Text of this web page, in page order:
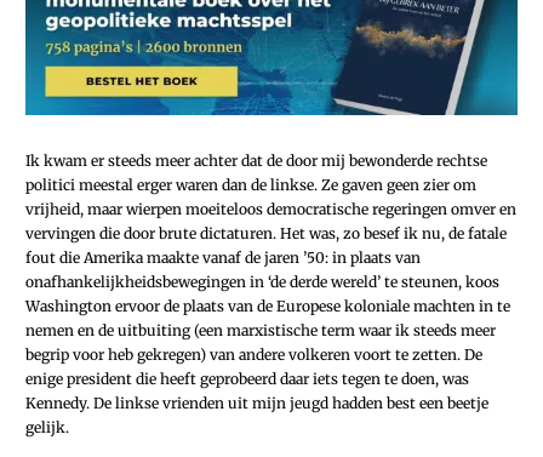
Ik kwam er steeds meer achter dat de door mij bewonderde rechtse
politici meestal erger waren dan de linkse. Ze gaven geen zier om
vrijheid, maar wierpen moeiteloos democratische regeringen omver en
vervingen die door brute dictaturen. Het was, zo besef ik nu, de fatale
fout die Amerika maakte vanaf de jaren ’50: in plaats van
onafhankelijkheidsbewegingen in ‘de derde wereld’ te steunen, koos
Washington ervoor de plaats van de Europese koloniale machten in te
nemen en de uitbuiting (een marxistische term waar ik steeds meer
begrip voor heb gekregen) van andere volkeren voort te zetten. De
enige president die heeft geprobeerd daar iets tegen te doen, was
Kennedy. De linkse vrienden uit mijn jeugd hadden best een beetje
gelijk.